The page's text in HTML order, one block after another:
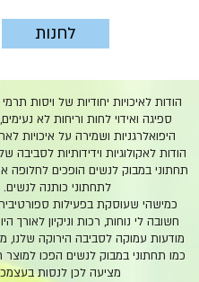
לחנות
הודות לאיכויות יחודיות של ויסות תרמי
ספיגה ואידוי לחות וריחות לא
היפואלרגניות ושמירה על איכויות
הודות לאקולוגיות וידידותיות
תחתוני במבוק לנשים הופכים לחלופה
לתחתוני כותנה לנשים.
כמישהי שעוסקת בפעילות ספורטיבית
חשובה לי נוחות, רכות וניקיון לאורך
מודעות עמוקה לסביבה הירוקה שלנו,
כמו תחתוני במבוק לנשים הפכו למוצר
מציעה לכן לנסות